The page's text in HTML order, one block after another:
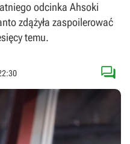
odcinka Ahsoki
zdążyła zaspoilerować
temu.
